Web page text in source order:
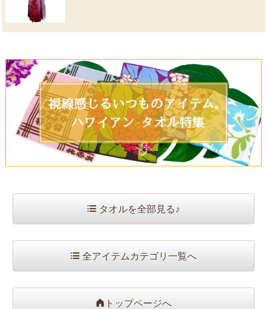
タオルを全部見る♪
全アイテムカテゴリ一覧へ
トップページへ